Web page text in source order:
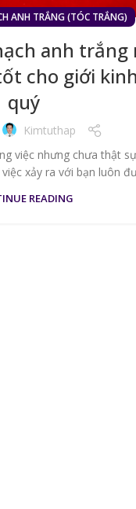
ANH TRẮNG (TÓC TRẮNG)
anh trắng
cho giới
quý
Kimtuthap
việc nhưng chưa thật
xảy ra với bạn luôn
READING